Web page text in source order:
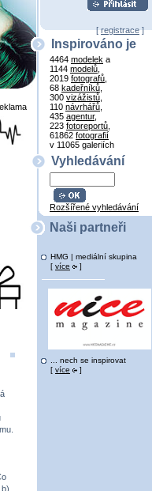
[registrace]
Inspirováno je
4464 modelek a
1144 modelů
2019 fotografů
68 kadeřníků
300 vizážistů
110 návrhářů
435 agentur,
223 fotoreportů
61862 fotografií
v 11065 galeriích
Vyhledávání
Rozšířené vyhledávání
Naši partneři
HMG | mediální skupina
[ více ]
... nech se inspirovat
[ více ]